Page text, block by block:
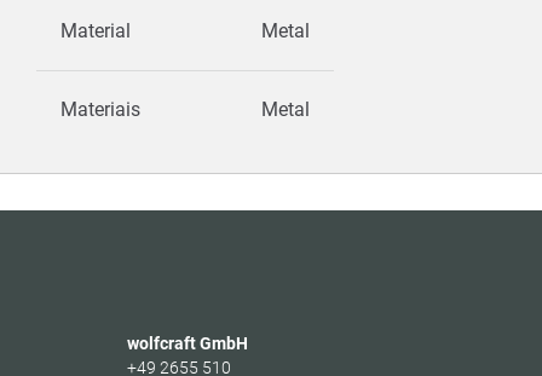
Material Metal
Materiais Metal
wolfcraft GmbH
+49 2655 510